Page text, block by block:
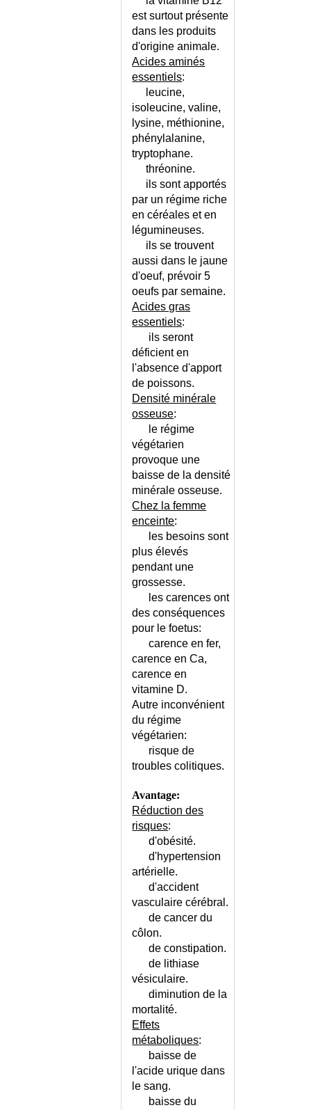
ZIEVE (SYNDROME DE)
ZOLLINGER-ELLISON
ZONA ET GROSSESSE
ZONA OPHTALMIQUE
est surtout présente
dans les produits
d'origine animale.
Acides aminés
essentiels:
leucine,
isoleucine, valine,
lysine, méthionine,
phénylalanine,
tryptophane.
thréonine.
ils sont apportés
par un régime riche
en céréales et en
légumineuses.
ils se trouvent
aussi dans le jaune
d'oeuf, prévoir 5
oeufs par semaine.
Acides gras
essentiels:
ils seront
déficient en
l'absence d'apport
de poissons.
Densité minérale
osseuse:
le régime
végétarien
provoque une
baisse de la densité
minérale osseuse.
Chez la femme
enceinte:
les besoins sont
plus élevés
pendant une
grossesse.
les carences ont
des conséquences
pour le foetus:
carence en fer,
carence en Ca,
carence en
vitamine D.
Autre inconvénient
du régime
végétarien:
risque de
troubles colitiques.
Avantage:
Réduction des
risques:
d'obésité.
d'hypertension
artérielle.
d'accident
vasculaire cérébral.
de cancer du
côlon.
de constipation.
de lithiase
vésiculaire.
diminution de la
mortalité.
Effets
métaboliques:
baisse de
l'acide urique dans
le sang.
baisse du